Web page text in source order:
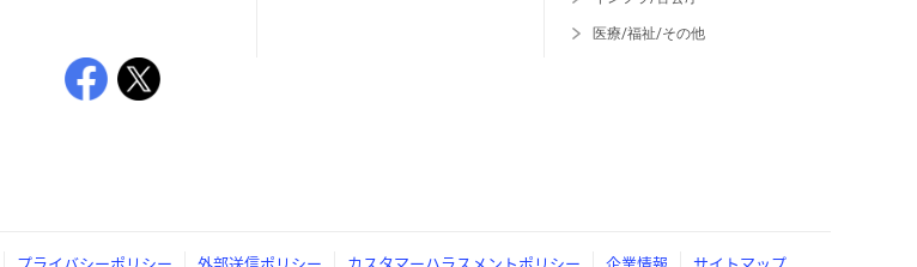
医療/福祉/その他